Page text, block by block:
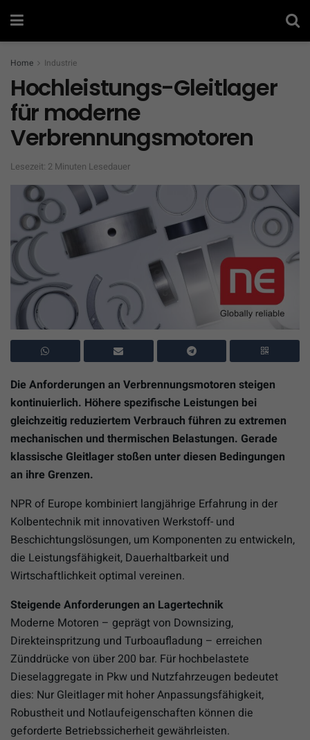
Home Industrie
Hochleistungs-Gleitlager
für moderne
Verbrennungsmotoren
Lesezeit: 2 Minuten Lesedauer
Die Anforderungen an Verbrennungsmotoren steigen
kontinuierlich. Höhere spezifische Leistungen bei
gleichzeitig reduziertem Verbrauch führen zu extremen
mechanischen und thermischen Belastungen. Gerade
klassische Gleitlager stoßen unter diesen Bedingungen
an ihre Grenzen.
NPR of Europe kombiniert langjährige Erfahrung in der
Kolbentechnik mit innovativen Werkstoff- und
Beschichtungslösungen, um Komponenten zu entwickeln,
die Leistungsfähigkeit, Dauerhaltbarkeit und
Wirtschaftlichkeit optimal vereinen.
Steigende Anforderungen an Lagertechnik
Moderne Motoren – geprägt von Downsizing,
Direkteinspritzung und Turboaufladung – erreichen
Zünddrücke von über 200 bar. Für hochbelastete
Dieselaggregate in Pkw und Nutzfahrzeugen bedeutet
dies: Nur Gleitlager mit hoher Anpassungsfähigkeit,
Robustheit und Notlaufeigenschaften können die
geforderte Betriebssicherheit gewährleisten.